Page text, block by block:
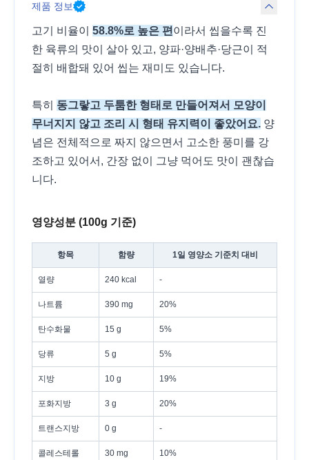
제품 정보
고기 비율이 58.8%로 높은 편 이라서 씹을수록 진
한 육류의 맛이 살아 있고, 양파·양배추·당근이 적
절히 배합돼 있어 씹는 재미도 있습니다.
특히 동그랗고 두툼한 형태로 만들어져서 모양이
무너지지 않고 조리 시 형태 유지력이 좋았어요. 양
념은 전체적으로 짜지 않으면서 고소한 풍미를 강
조하고 있어서, 간장 없이 그냥 먹어도 맛이 괜찮습
니다.
영양성분 (100g 기준)
항목 함량 1일 영양소 기준치 대비
열량 240 kcal -
나트륨 390 mg 20%
탄수화물 15 g 5%
당류 5 g 5%
지방 10 g 19%
포화지방 3 g 20%
트랜스지방 0 g -
콜레스테롤 30 mg 10%